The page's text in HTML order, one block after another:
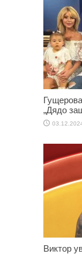
„Дядо
Виктор